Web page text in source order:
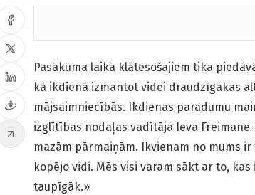
Pasākuma laikā klātesošajiem tika
kā ikdienā izmantot videi draudzīgākas
mājsaimniecībās. Ikdienas paradumu
izglītības nodaļas vadītāja Ieva
mazām pārmaiņām. Ikvienam no mums
kopējo vidi. Mēs visi varam sākt ar to,
taupīgāk.»